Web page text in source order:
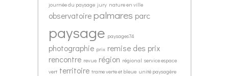
journée du paysage jury nature en ville
observatoirepalmares parc
paysage paysages74
photographie prix remise des prix
rencontre revue région régional service espace
vert territoire trame verte et bleue unité paysagère